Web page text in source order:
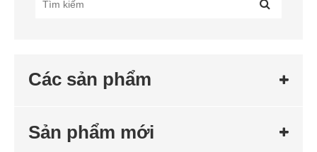
Các sản phẩm
Sản phẩm mới